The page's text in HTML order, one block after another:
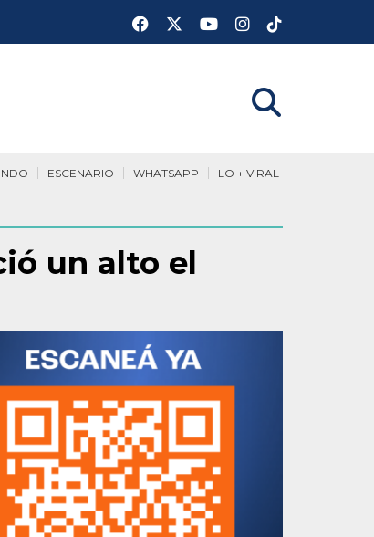
LO + VIRAL
WHATSAPP
ESCENARIO
un alto el